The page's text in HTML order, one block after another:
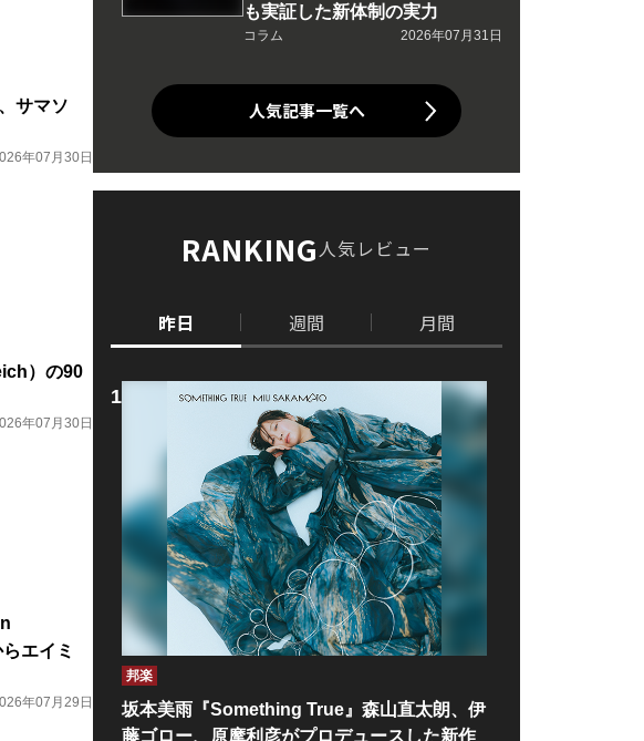
サマソ
年07月30日
）の90
年07月30日
エイミ
年07月29日
も実証した新体制の実力
コラム 2026年07月31日
人気記事一覧へ
RANKING人気レビュー
昨日 週間 月間
邦楽
坂本美雨『Something True』森山直太朗、伊
藤ゴロー、原摩利彦がプロデュースした新作